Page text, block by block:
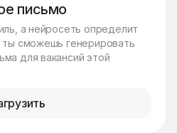
письмо
а нейросеть определит
сможешь генерировать
для вакансий этой